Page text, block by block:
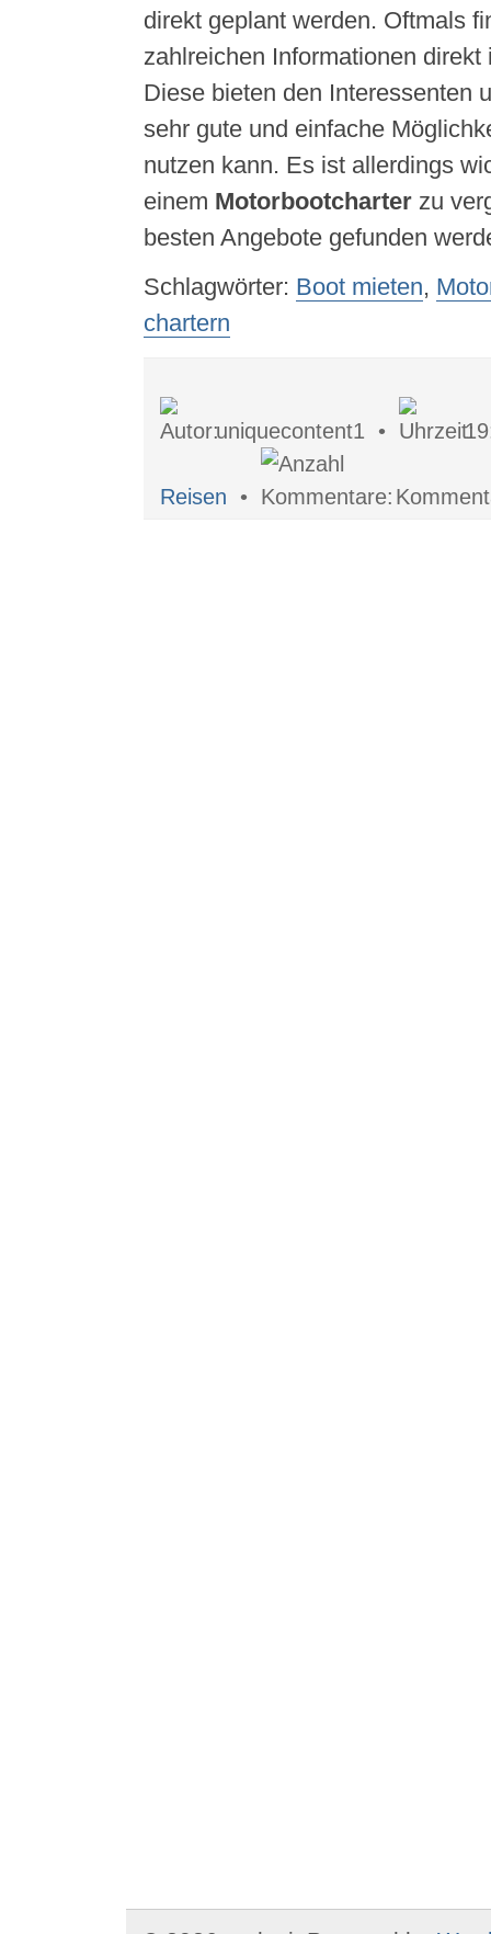
direkt geplant werden. Oftmals
zahlreichen Informationen direkt
Diese bieten den Interessenten
sehr gute und einfache
nutzen kann. Es ist allerdings
einem Motorbootcharterzu
besten Angebote gefunden
Schlagwörter: Boot mieten,
chartern
uniquecontent1 •
Reisen •